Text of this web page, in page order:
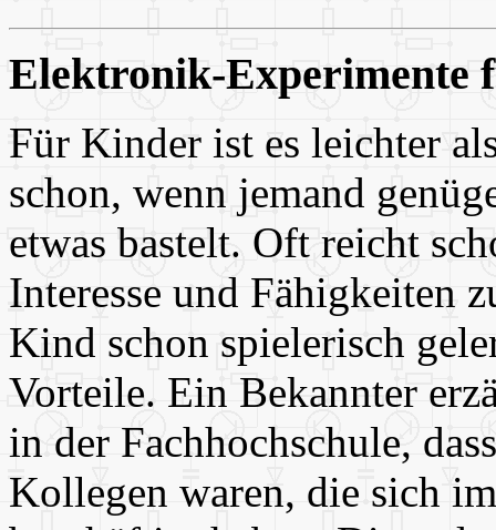
Elektronik-Experimente
Für Kinder ist es leichter
schon, wenn jemand
etwas bastelt. Oft reicht
Interesse und Fähigkeiten
Kind schon spielerisch
Vorteile. Ein Bekannter
in der Fachhochschule,
Kollegen waren, die sich